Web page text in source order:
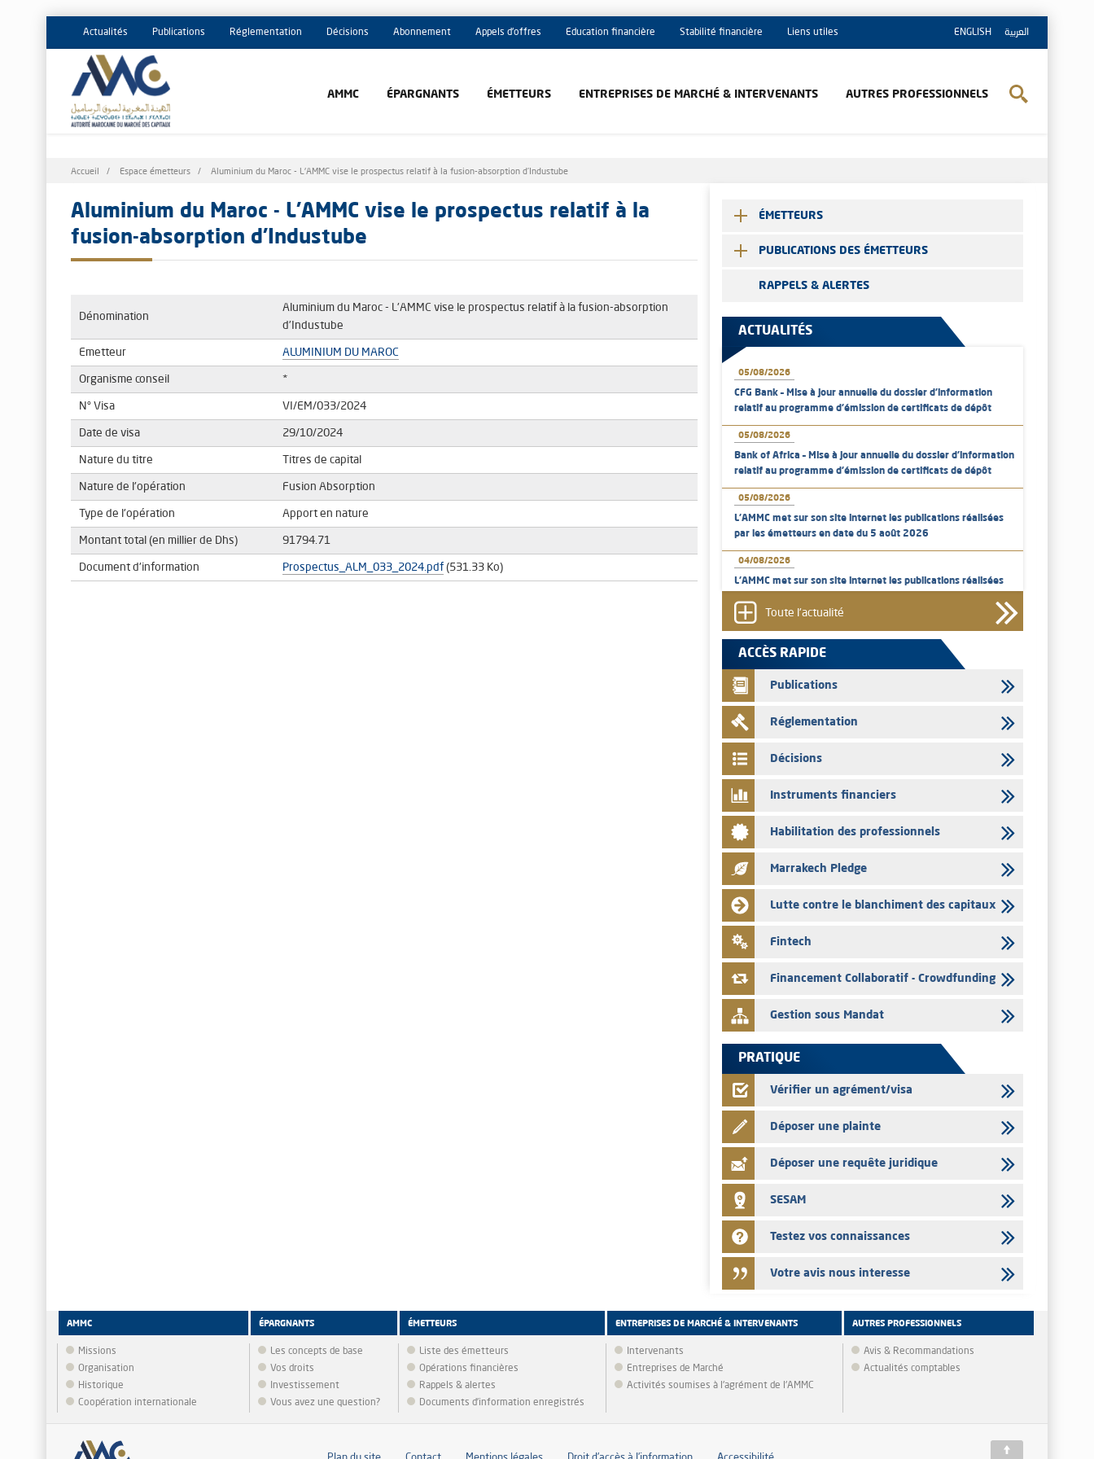
ENGLISH العربية Actualités Publications Réglementation Décisions Abonnement Appels d'offres Education financière Stabilité financière Liens utiles
AMMC ÉPARGNANTS ÉMETTEURS ENTREPRISES DE MARCHÉ & INTERVENANTS AUTRES PROFESSIONNELS
Fil
Accueil Espace émetteurs Aluminium du Maroc - L'AMMC vise le prospectus relatif à la fusion-absorption d’Industube
Aluminium du Maroc - L'AMMC vise le prospectus relatif à la
fusion-absorption d’Industube
Dénomination
Aluminium du Maroc - L'AMMC vise le prospectus relatif à la fusion-absorption
d’Industube
Emetteur ALUMINIUM DU MAROC
Organisme conseil *
N° Visa VI/EM/033/2024
Date de visa 29/10/2024
Nature du titre Titres de capital
Nature de l'opération Fusion Absorption
Type de l'opération Apport en nature
Montant total (en millier de Dhs) 91794.71
Document d'information Prospectus_ALM_033_2024.pdf (531.33 Ko)
ÉMETTEURS
PUBLICATIONS DES ÉMETTEURS
RAPPELS & ALERTES
ACTUALITÉS
05/08/2026
CFG Bank – Mise à jour annuelle du dossier d’information
relatif au programme d'émission de certificats de dépôt
05/08/2026
Bank of Africa – Mise à jour annuelle du dossier d’information
relatif au programme d'émission de certificats de dépôt
05/08/2026
L’AMMC met sur son site internet les publications réalisées
par les émetteurs en date du 5 août 2026
04/08/2026
L’AMMC met sur son site internet les publications réalisées
03/08/2026
Saham Bank – Mise à jour annuelle du dossier d’information
relatif au programme d'émission de certificats de dépôt
03/08/2026
L’AMMC met sur son site internet les publications réalisées
par les émetteurs en date du 3 août 2026
Liste des agréments et visas d'OPCVM accordés par l'AMMC
03/08/2026
L' AMMC publie les indicateurs mensuels du marché des
capitaux pour le mois de Juin 2026
31/07/2026
L’AMMC met sur son site internet les publications réalisées
par les émetteurs du 30 au 31 juillet 2026
31/07/2026
VEOLIA ENVIRONNEMENT – L’AMMC vise le prospectus
définitif relatif à l'augmentation de capital réservée aux
Toute l'actualité
ACCÈS RAPIDE
Publications
Réglementation
Décisions
Instruments financiers
Habilitation des professionnels
Marrakech Pledge
Lutte contre le blanchiment des capitaux
Fintech
Financement Collaboratif - Crowdfunding
Gestion sous Mandat
PRATIQUE
Vérifier un agrément/visa
Déposer une plainte
Déposer une requête juridique
SESAM
Testez vos connaissances
Votre avis nous interesse
AMMC
Missions
Organisation
Historique
Coopération internationale
ÉPARGNANTS
Les concepts de base
Vos droits
Investissement
Vous avez une question?
ÉMETTEURS
Liste des émetteurs
Opérations financières
Rappels & alertes
Documents d’information enregistrés
ENTREPRISES DE MARCHÉ & INTERVENANTS
Intervenants
Entreprises de Marché
Activités soumises à l'agrément de l'AMMC
AUTRES PROFESSIONNELS
Avis & Recommandations
Actualités comptables